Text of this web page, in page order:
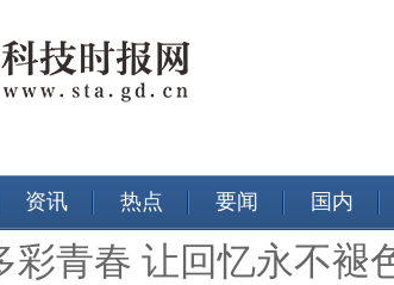
资讯 热点 要闻 国内
彩青春 让回忆永不褪